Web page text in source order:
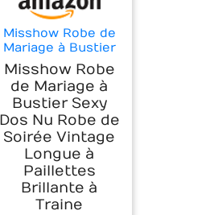
Misshow Robe de
Mariage à Bustier
Sexy Dos Nu Robe
de Soirée Vintage
Longue à
Paillettes Brillante
à Traine Princesse
Blanc 44
Misshow Robe
de Mariage à
Bustier Sexy
Dos Nu Robe de
Soirée Vintage
Longue à
Paillettes
Brillante à
Traine